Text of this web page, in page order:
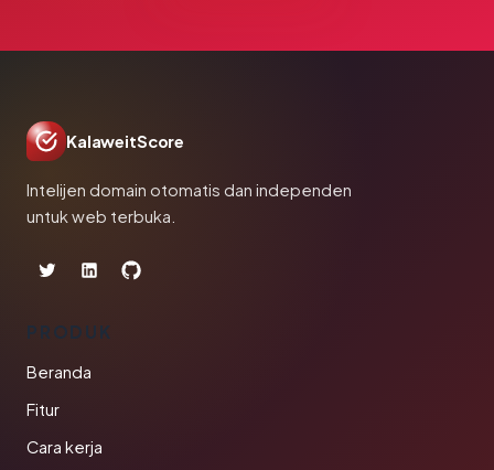
KalaweitScore
Intelijen domain otomatis dan independen
untuk web terbuka.
PRODUK
Beranda
Fitur
Cara kerja